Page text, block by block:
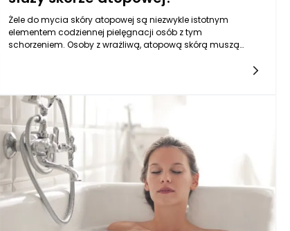
Żele do mycia skóry atopowej są niezwykle istotnym
elementem codziennej pielęgnacji osób z tym
schorzeniem. Osoby z wrażliwą, atopową skórą muszą
uniknąć dalszych podrażnień i zaostrzeń objawów. Wybór
komfort życia i zdrowie skóry. Dlatego warto wiedzieć, jak
rozpoznać, że dany produkt nie nadaje się do ich pielęgnacji.